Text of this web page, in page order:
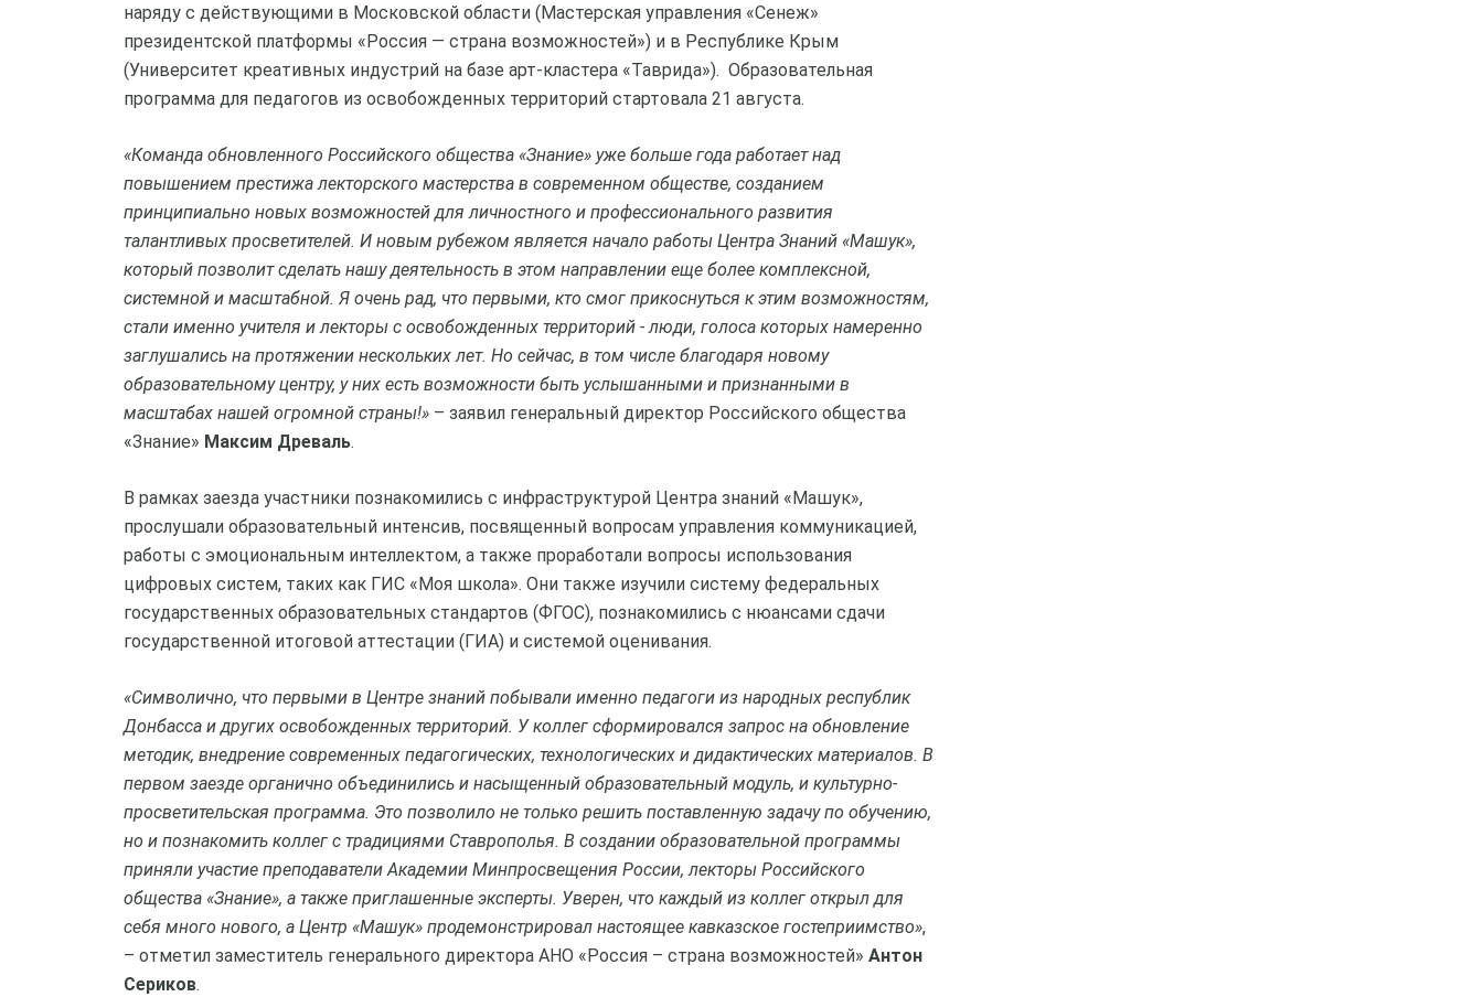
наряду с действующими в Московской области (Мастерская управления «Сенеж»
президентской платформы «Россия — страна возможностей») и в Республике Крым
(Университет креативных индустрий на базе арт-кластера «Таврида»). Образовательная
программа для педагогов из освобожденных территорий стартовала 21 августа.
«Команда обновленного Российского общества «Знание» уже больше года работает над
повышением престижа лекторского мастерства в современном обществе, созданием
принципиально новых возможностей для личностного и профессионального развития
талантливых просветителей. И новым рубежом является начало работы Центра Знаний «Машук»,
который позволит сделать нашу деятельность в этом направлении еще более комплексной,
системной и масштабной. Я очень рад, что первыми, кто смог прикоснуться к этим возможностям,
стали именно учителя и лекторы с освобожденных территорий - люди, голоса которых намеренно
заглушались на протяжении нескольких лет. Но сейчас, в том числе благодаря новому
образовательному центру, у них есть возможности быть услышанными и признанными в
масштабах нашей огромной страны!» – заявил генеральный директор Российского общества
«Знание» Максим Древаль.
В рамках заезда участники познакомились с инфраструктурой Центра знаний «Машук»,
прослушали образовательный интенсив, посвященный вопросам управления коммуникацией,
работы с эмоциональным интеллектом, а также проработали вопросы использования
цифровых систем, таких как ГИС «Моя школа». Они также изучили систему федеральных
государственных образовательных стандартов (ФГОС), познакомились с нюансами сдачи
государственной итоговой аттестации (ГИА) и системой оценивания.
«Символично, что первыми в Центре знаний побывали именно педагоги из народных республик
Донбасса и других освобожденных территорий. У коллег сформировался запрос на обновление
методик, внедрение современных педагогических, технологических и дидактических материалов. В
первом заезде органично объединились и насыщенный образовательный модуль, и культурно-
просветительская программа. Это позволило не только решить поставленную задачу по обучению,
но и познакомить коллег с традициями Ставрополья. В создании образовательной программы
приняли участие преподаватели Академии Минпросвещения России, лекторы Российского
общества «Знание», а также приглашенные эксперты. Уверен, что каждый из коллег открыл для
себя много нового, а Центр «Машук» продемонстрировал настоящее кавказское гостеприимство»,
– отметил заместитель генерального директора АНО «Россия – страна возможностей» Антон
Сериков.